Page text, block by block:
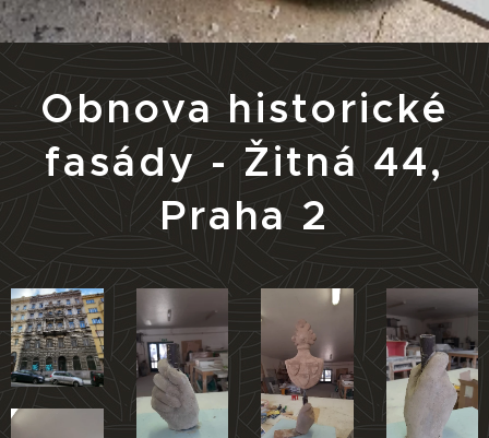
Obnova historické
fasády - Žitná 44,
Praha 2